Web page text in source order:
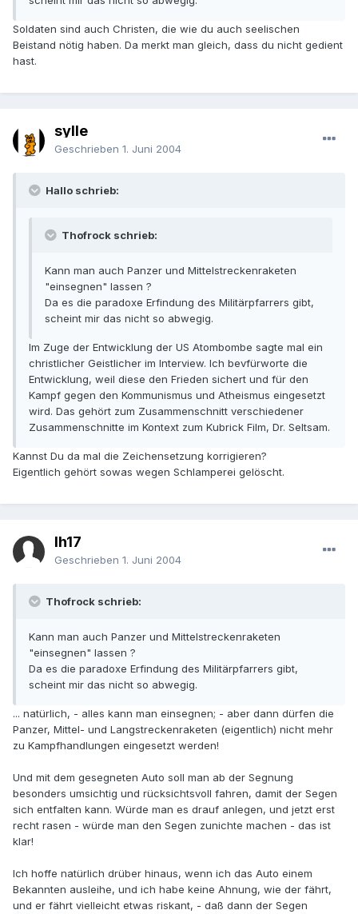
Soldaten sind auch Christen, die wie du auch seelischen
Beistand nötig haben. Da merkt man gleich, dass du nicht gedient
hast.
sylle
Geschrieben 1. Juni 2004
Hallo schrieb:
Thofrock schrieb:
Kann man auch Panzer und Mittelstreckenraketen
"einsegnen" lassen ?
Da es die paradoxe Erfindung des Militärpfarrers gibt,
scheint mir das nicht so abwegig.
Im Zuge der Entwicklung der US Atombombe sagte mal ein
christlicher Geistlicher im Interview. Ich bevfürworte die
Entwicklung, weil diese den Frieden sichert und für den
Kampf gegen den Kommunismus und Atheismus eingesetzt
wird. Das gehört zum Zusammenschnitt verschiedener
Zusammenschnitte im Kontext zum Kubrick Film, Dr. Seltsam.
Kannst Du da mal die Zeichensetzung korrigieren?
Eigentlich gehört sowas wegen Schlamperei gelöscht.
lh17
Geschrieben 1. Juni 2004
Thofrock schrieb:
Kann man auch Panzer und Mittelstreckenraketen
"einsegnen" lassen ?
Da es die paradoxe Erfindung des Militärpfarrers gibt,
scheint mir das nicht so abwegig.
... natürlich, - alles kann man einsegnen; - aber dann dürfen die
Panzer, Mittel- und Langstreckenraketen (eigentlich) nicht mehr
zu Kampfhandlungen eingesetzt werden!
Und mit dem gesegneten Auto soll man ab der Segnung
besonders umsichtig und rücksichtsvoll fahren, damit der Segen
sich entfalten kann. Würde man es drauf anlegen, und jetzt erst
recht rasen - würde man den Segen zunichte machen - das ist
klar!
Ich hoffe natürlich drüber hinaus, wenn ich das Auto einem
Bekannten ausleihe, und ich habe keine Ahnung, wie der fährt,
und er fährt vielleicht etwas riskant, - daß dann der Segen